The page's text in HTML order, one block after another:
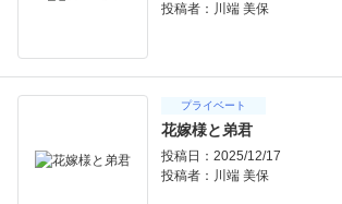
投稿者： 川端 美保
プライベート
花嫁様と弟君
投稿日：2025/12/17
投稿者： 川端 美保